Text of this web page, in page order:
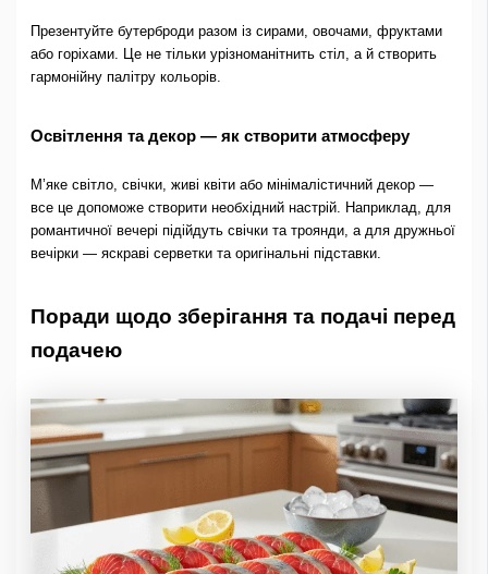
Презентуйте бутерброди разом із сирами, овочами, фруктами
або горіхами. Це не тільки урізноманітнить стіл, а й створить
гармонійну палітру кольорів.
Освітлення та декор — як створити атмосферу
М’яке світло, свічки, живі квіти або мінімалістичний декор —
все це допоможе створити необхідний настрій. Наприклад, для
романтичної вечері підійдуть свічки та троянди, а для дружньої
вечірки — яскраві серветки та оригінальні підставки.
Поради щодо зберігання та подачі перед
подачею